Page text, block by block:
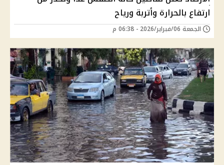
ارتفاع بالحرارة وأتربة ورياح
الجمعة 06/فبراير/2026 - 06:38 م